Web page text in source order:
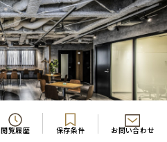
閲覧履歴
保存条件 お問い合わせ